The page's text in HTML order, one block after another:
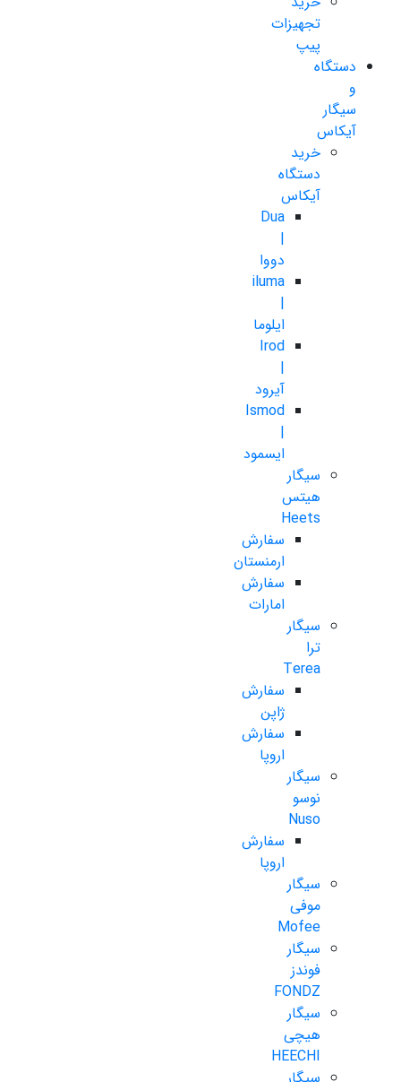
تجهیزات
پیپ
دستگاه
و
سیگار
آیکاس
خرید
دستگاه
آیکاس
Dua
|
دووا
iluma
|
ایلوما
Irod
|
آیرود
Ismod
|
ایسمود
سیگار
هیتس
Heets
سفارش
ارمنستان
سفارش
امارات
سیگار
ترا
Terea
سفارش
ژاپن
سفارش
اروپا
سیگار
نوسو
Nuso
سفارش
اروپا
سیگار
موفی
Mofee
سیگار
فوندز
FONDZ
سیگار
هیچی
HEECHI